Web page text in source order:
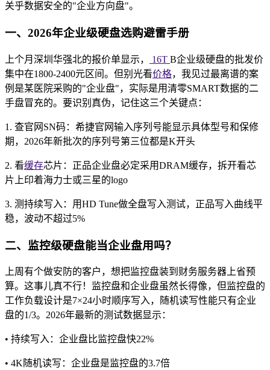
关乎数据安全的"企业方向盘"。
一、2026年企业级硬盘选购避雷手册
上个月深圳华强北的报价单显示， 16T B企业级硬盘的批发价
集中在1800-2400元区间。但别光看价格，我见过最离谱的案
例是某医院采购的"企业盘"，实际是用清零SMART数据的二
手盘冒充的。要识别真伪，记住这三个关键点：
1. 查官网SN码：希捷官网输入序列号能显示具体型号和保修
期，2026年新批次的序列号第三位都是K开头
2. 看缓存芯片：正品企业盘必定采用DRAM缓存，拆开看芯
片上印着海力士或三星的logo
3. 测持续写入：用HD Tune做全盘写入测试，正品写入曲线平
稳，波动不超过5%
二、监控级硬盘能当企业盘用吗？
上周有个做安防的客户，想把监控盘装到财务服务器上省预
算。这事儿真不行！监控盘和企业盘虽然长得像，但监控盘的
工作负载设计是7×24小时顺序写入，随机读写性能只有企业
盘的1/3。2026年最新的测试数据显示：
• 持续写入：企业盘比监控盘快22%
• 4K随机读写：企业盘是监控盘的3.7倍